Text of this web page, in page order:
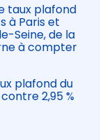
taux plafond
à Paris et
Seine, de la
à compter
plafond du
2,95 %